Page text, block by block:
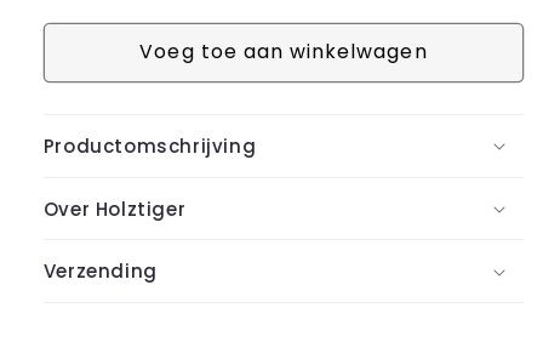
Voeg toe aan winkelwagen
Productomschrijving
Over Holztiger
Verzending